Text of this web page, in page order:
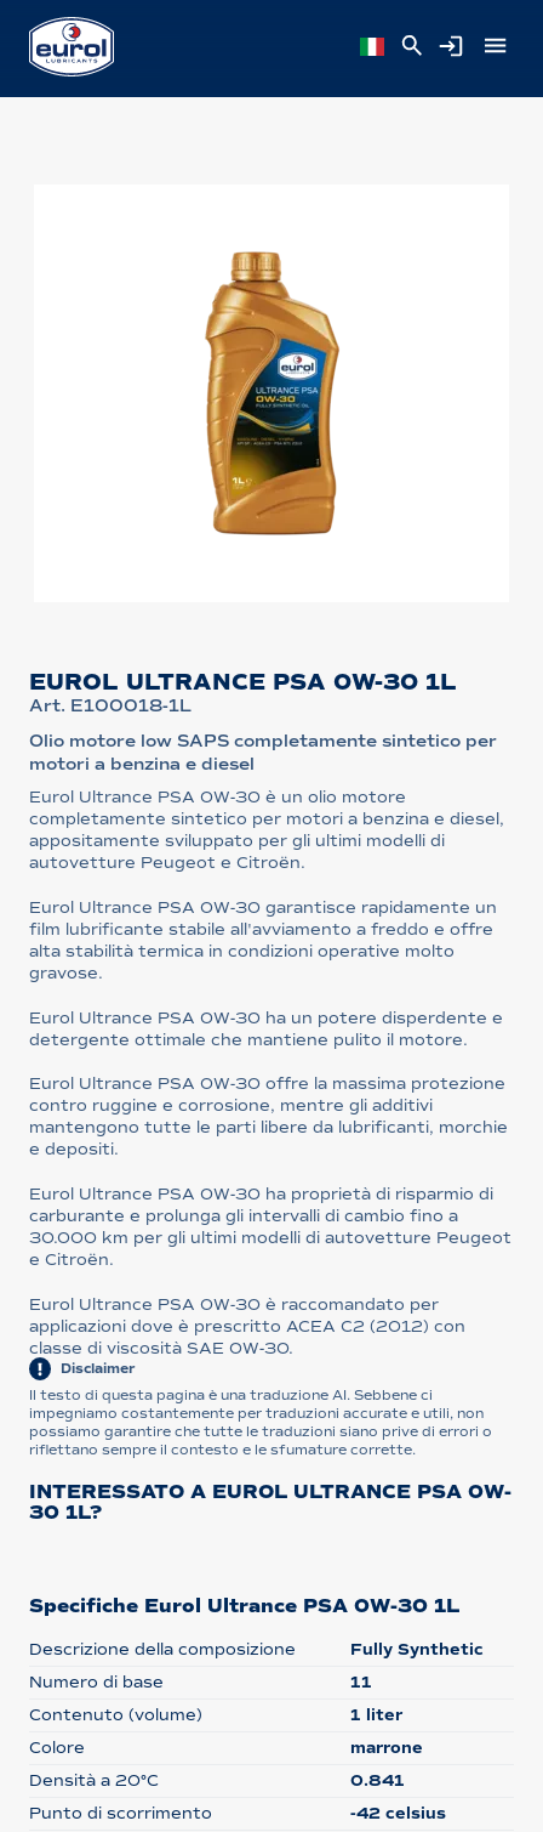
EUROL ULTRANCE PSA 0W-30 1L
Art. E100018-1L
Olio motore low SAPS completamente sintetico per
motori a benzina e diesel
Eurol Ultrance PSA 0W-30 è un olio motore
completamente sintetico per motori a benzina e diesel,
appositamente sviluppato per gli ultimi modelli di
autovetture Peugeot e Citroën.
Eurol Ultrance PSA 0W-30 garantisce rapidamente un
film lubrificante stabile all'avviamento a freddo e offre
alta stabilità termica in condizioni operative molto
gravose.
Eurol Ultrance PSA 0W-30 ha un potere disperdente e
detergente ottimale che mantiene pulito il motore.
Eurol Ultrance PSA 0W-30 offre la massima protezione
contro ruggine e corrosione, mentre gli additivi
mantengono tutte le parti libere da lubrificanti, morchie
e depositi.
Eurol Ultrance PSA 0W-30 ha proprietà di risparmio di
carburante e prolunga gli intervalli di cambio fino a
30.000 km per gli ultimi modelli di autovetture Peugeot
e Citroën.
Eurol Ultrance PSA 0W-30 è raccomandato per
applicazioni dove è prescritto ACEA C2 (2012) con
classe di viscosità SAE 0W-30.
Disclaimer
Il testo di questa pagina è una traduzione AI. Sebbene ci
impegniamo costantemente per traduzioni accurate e utili, non
possiamo garantire che tutte le traduzioni siano prive di errori o
riflettano sempre il contesto e le sfumature corrette.
INTERESSATO A EUROL ULTRANCE PSA 0W-
30 1L?
Specifiche Eurol Ultrance PSA 0W-30 1L
Descrizione della composizione
Fully Synthetic
Numero di base
11
Contenuto (volume)
1 liter
Colore
marrone
Densità a 20°C
0.841
Punto di scorrimento
-42 celsius